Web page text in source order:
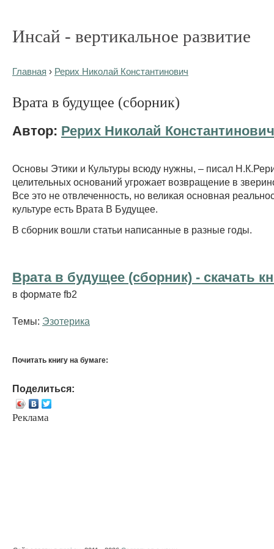
Инсай - вертикальное развитие
Главная › Рерих Николай Константинович
Врата в будущее (сборник)
Автор: Рерих Николай Константинович
Основы Этики и Культуры всюду нужны, – писал
целительных оснований угрожает возвращение в
Все это не отвлеченность, но великая основная
культуре есть Врата В Будущее.
В сборник вошли статьи написанные в разные годы.
Врата в будущее (сборник) - cкачать
в формате fb2
Темы: Эзотерика
Почитать книгу на бумаге:
Поделиться:
Реклама